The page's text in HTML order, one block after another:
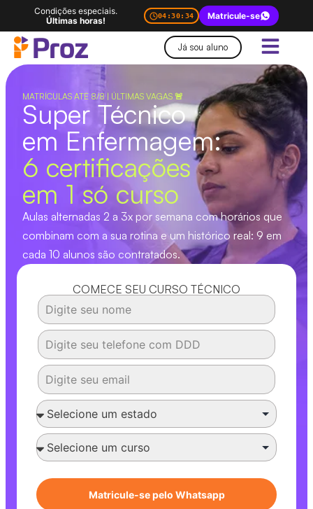
Já sou aluno
Condições especiais.
Últimas horas!
04:30:34 Matricule-se
MATRÍCULAS ATÉ 8/8 | ÚLTIMAS VAGAS 🚨
Super Técnico
em Enfermagem:
6 certificações
em 1 só curso
Aulas alternadas 2 a 3x por semana com horários que
combinam com a sua rotina e um histórico real: 9 em
cada 10 alunos são contratados.
COMECE SEU CURSO TÉCNICO
Matricule-se pelo Whatsapp